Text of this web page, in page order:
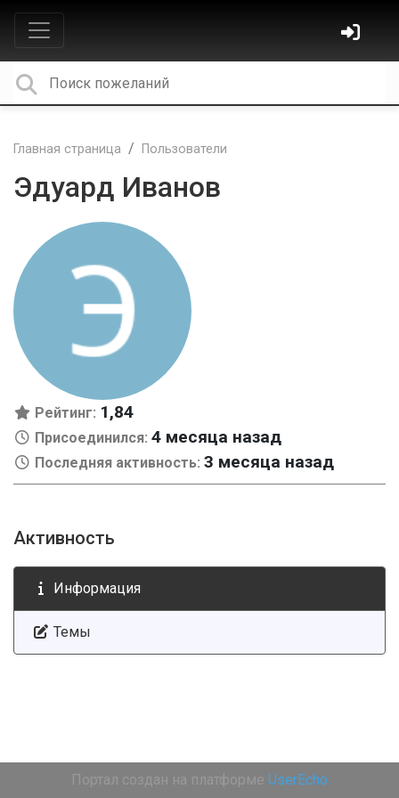
Главная страница Пользователи
Эдуард Иванов
Рейтинг: 1,84
Присоединился: 4 месяца назад
Последняя активность: 3 месяца назад
Активность
Информация
Темы
Портал создан на платформе UserEcho